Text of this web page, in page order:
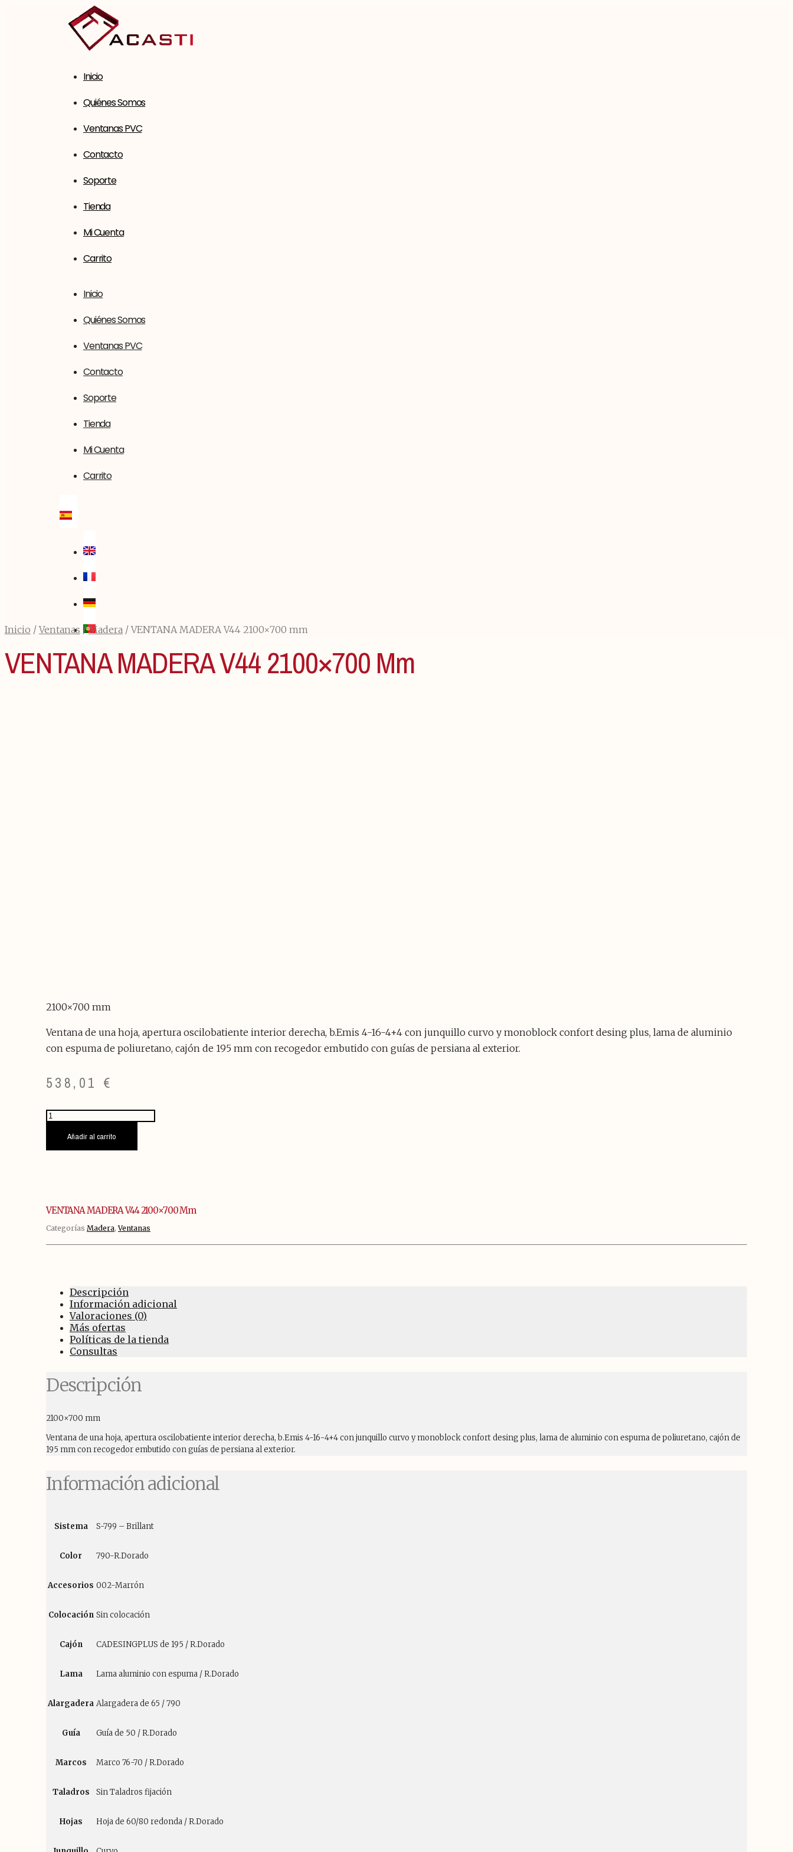
Inicio
Quiénes Somos
Ventanas PVC
Contacto
Soporte
Tienda
Mi Cuenta
Carrito
Inicio
Quiénes Somos
Ventanas PVC
Contacto
Soporte
Tienda
Mi Cuenta
Carrito
Inicio /Ventanas /Madera / VENTANA MADERA V44 2100×700 mm
VENTANA MADERA V44 2100×700 Mm
2100×700 mm
Ventana de una hoja, apertura oscilobatiente interior derecha, b.Emis 4-16-4+4 con junquillo curvo y monoblock confort desing plus, lama de aluminio
con espuma de poliuretano, cajón de 195 mm con recogedor embutido con guías de persiana al exterior.
538,01 €
VENTANA
Añadir al carrito
VENTANA MADERA V44 2100×700 Mm
Categorías Madera,Ventanas
Descripción
Información adicional
Valoraciones (0)
Más ofertas
Políticas de la tienda
Consultas
Descripción
2100×700 mm
Ventana de una hoja, apertura oscilobatiente interior derecha, b.Emis 4-16-4+4 con junquillo curvo y monoblock confort desing plus, lama de aluminio con espuma de poliuretano, cajón de
195 mm con recogedor embutido con guías de persiana al exterior.
Información adicional
Sistema S-799 – Brillant
Color 790-R.Dorado
Accesorios 002-Marrón
Colocación Sin colocación
Cajón CADESINGPLUS de 195 / R.Dorado
Lama Lama aluminio con espuma / R.Dorado
Alargadera Alargadera de 65 / 790
Guía Guía de 50 / R.Dorado
Marcos Marco 76-70 / R.Dorado
Taladros Sin Taladros fijación
Hojas Hoja de 60/80 redonda / R.Dorado